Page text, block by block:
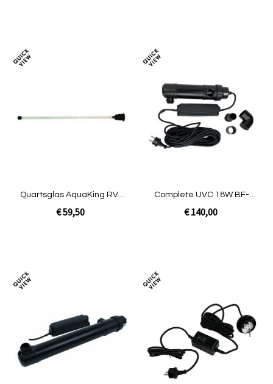
vergelijken
Quartsglas AquaKing RVS
€ 59,50
Complete UVC 18W BF-
€ 140,00
te
vergelijken
te